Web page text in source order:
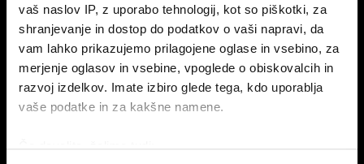
vaš naslov IP, z uporabo tehnologij, kot so piškotki, za
shranjevanje in dostop do podatkov o vaši napravi, da
vam lahko prikazujemo prilagojene oglase in vsebino, za
merjenje oglasov in vsebine, vpoglede o obiskovalcih in
razvoj izdelkov. Imate izbiro glede tega, kdo uporablja
vaše podatke in za kakšne namene.
Če dovolite, želimo tudi:
NEK predvidoma jutri v zmanjšanje
delovanja, lahko sledi ustavitev - kaj
pravi Gorazd Pfeifer, NEK
Slovenska nuklearka predvidoma jutri ponoči v zmanjšanje
delovanja, v naslednjih treh ali štirih dneh pa bodo po vsej
verjetnosti reaktor morali ustaviti.